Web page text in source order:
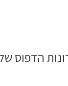
הדפוס